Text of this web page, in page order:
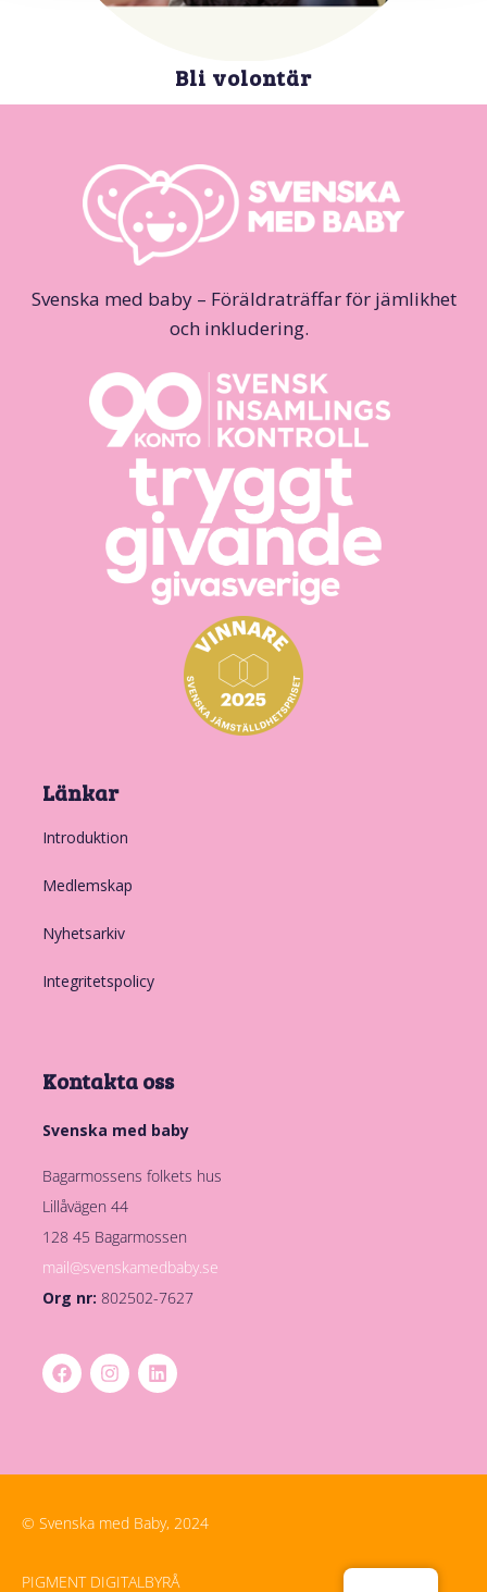
Bli volontär
Svenska med baby – Föräldraträffar för jämlikhet
och inkludering.
Länkar
Introduktion
Medlemskap
Nyhetsarkiv
Integritetspolicy
Kontakta oss
Svenska med baby
Bagarmossens folkets hus
Lillåvägen 44
128 45 Bagarmossen
mail@svenskamedbaby.se
Org nr: 802502-7627
© Svenska med Baby, 2024
PIGMENT DIGITALBYRÅ